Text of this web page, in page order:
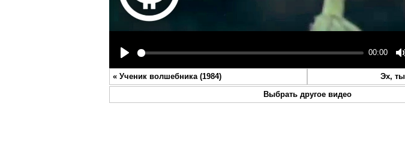
Play
00:00
« Ученик волшебника (1984) Эх,
Выбрать другое видео